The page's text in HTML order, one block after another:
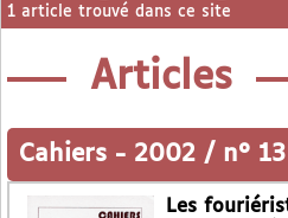
1 article trouvé dans ce site
Articles
Cahiers - 2002 / n° 13
Les